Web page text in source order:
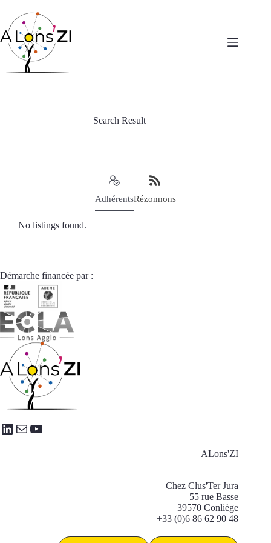
contenu
Search Result
AdhérentsRézonnons
No listings found.
Démarche financée par :
LinkedIn
E-mailYouTube
ALons'ZI
Chez Clus'Ter Jura
55 rue Basse
39570 Conliège
+33 (0)6 86 62 90 48